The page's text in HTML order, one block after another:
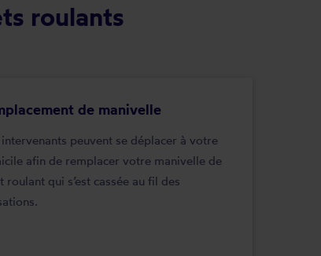
roulants
de manivelle
peuvent se déplacer à votre
afin de remplacer votre manivelle de
roulant qui s’est cassée au fil des